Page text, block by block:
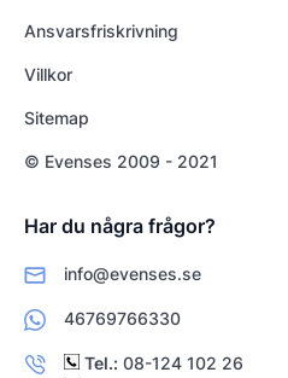
Ansvarsfriskrivning
Villkor
Sitemap
© Evenses 2009 - 2021
Har du några frågor?
info@evenses.se
46769766330
Tel.: 08-124 102 26